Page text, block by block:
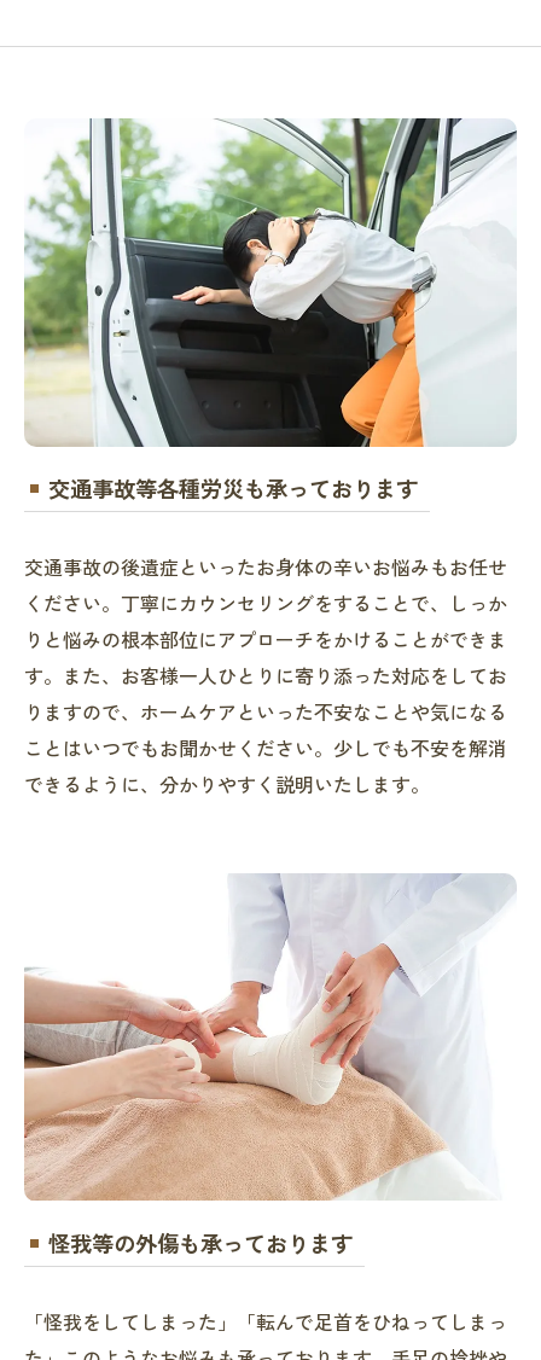
交通事故等各種労災も承っております
交通事故の後遺症といったお身体の辛いお悩みもお任せ
ください。丁寧にカウンセリングをすることで、しっか
りと悩みの根本部位にアプローチをかけることができま
す。また、お客様一人ひとりに寄り添った対応をしてお
りますので、ホームケアといった不安なことや気になる
ことはいつでもお聞かせください。少しでも不安を解消
できるように、分かりやすく説明いたします。
怪我等の外傷も承っております
「怪我をしてしまった」「転んで足首をひねってしまっ